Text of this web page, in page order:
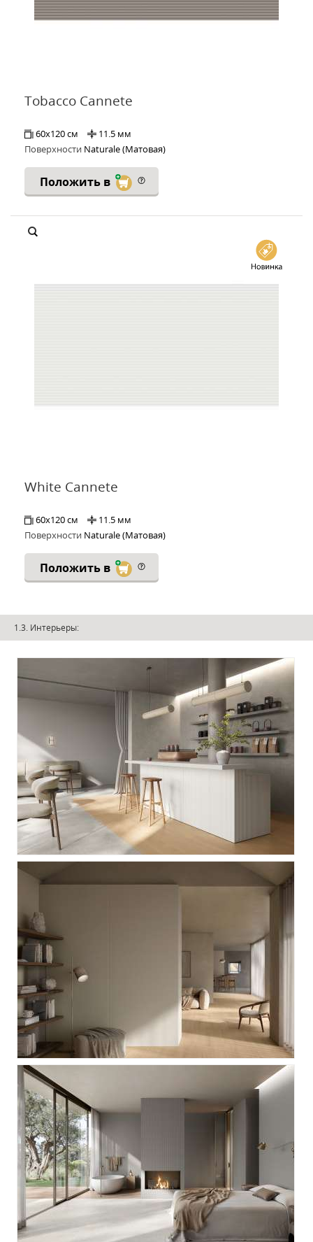
Tobacco Cannete
60x120 см
11.5 мм
Поверхности Naturale (Матовая)
Положить в
White Cannete
60x120 см
11.5 мм
Поверхности Naturale (Матовая)
Положить в
1.3. Интерьеры: